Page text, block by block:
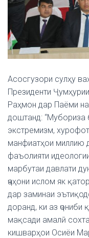
Асосгузори сулҳу
Президенти
Раҳмон дар Паёми
доштанд: “Мубориза
экстремизм,
манфиатҳои миллию
фаъолияти
марбутаи давлати
ҷаҳони ислом як
дар заминаи
доранд, ки аз ҷониби
мақсади амалӣ
кишварҳои Осиёи